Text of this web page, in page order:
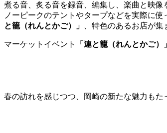
煮る音、炙る音を録音、編集し、楽曲と映
ノーピークのテントやタープなどを実際に使
と籠（れんとかご）」
、特色のあるお店が
マーケットイベント 「連と籠（れんとかご）」
春の訪れを感じつつ、岡崎の新たな魅力もた